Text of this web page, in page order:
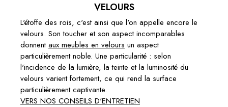
VELOURS
L'étoffe des rois, c'est ainsi que l'on appelle encore le
velours. Son toucher et son aspect incomparables
donnentaux meubles en velours un aspect
particulièrement noble. Une particularité : selon
l'incidence de la lumière, la teinte et la luminosité du
velours varient fortement, ce qui rend la surface
particulièrement captivante.
VERS NOS CONSEILS D'ENTRETIEN